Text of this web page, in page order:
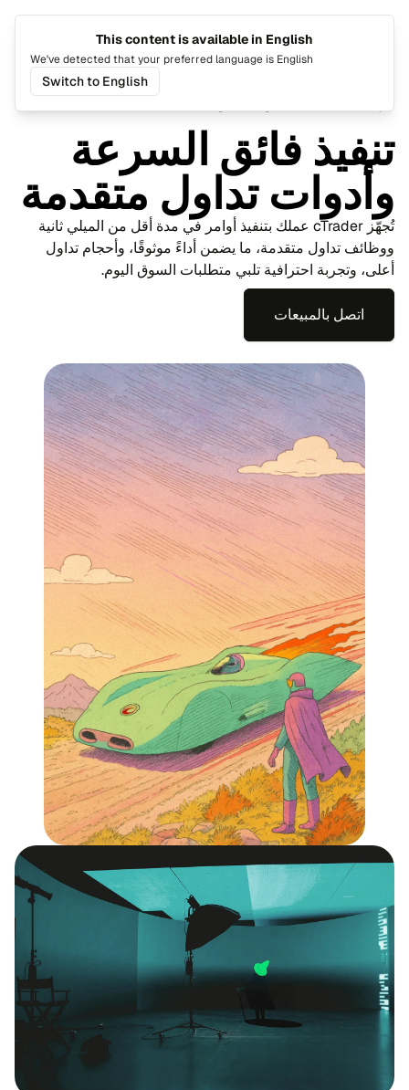
الرئيسية
تنفيذ فائق السرعة
وأدوات تداول متقدمة
تُجهّز cTrader عملك بتنفيذ أوامر في مدة أقل من الميلي ثانية
ووظائف تداول متقدمة، ما يضمن أداءً موثوقًا، وأحجام تداول
أعلى، وتجربة احترافية تلبي متطلبات السوق اليوم.
اتصل بالمبيعات
This content is available in English
We've detected that your preferred language is English
Switch to English